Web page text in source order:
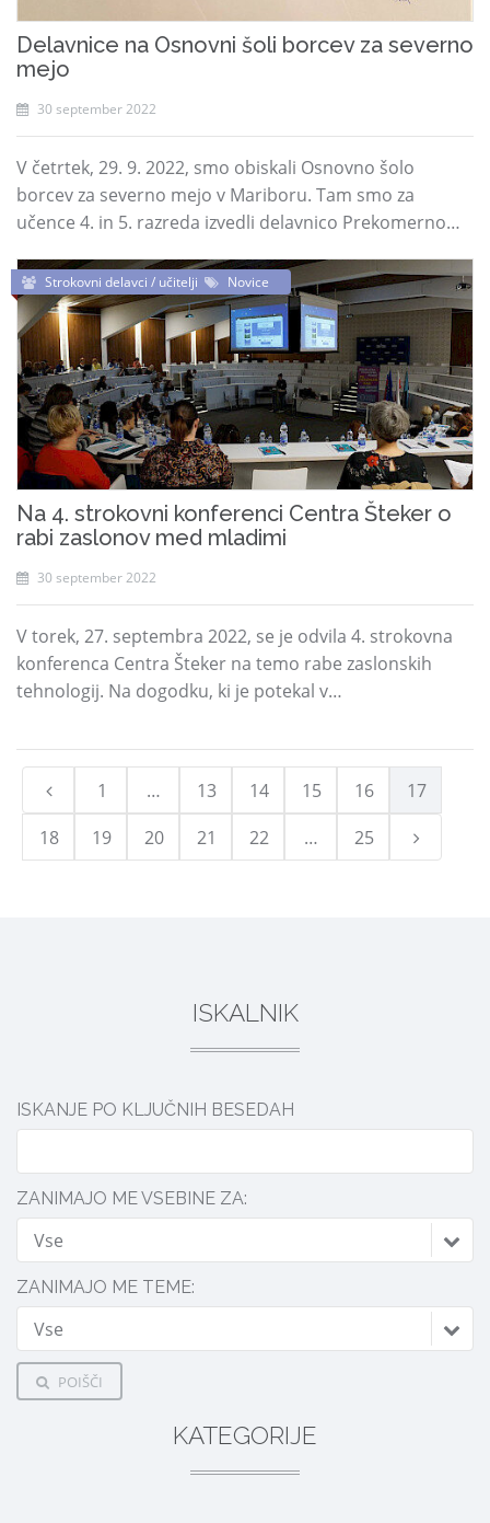
Delavnice na Osnovni šoli borcev za severno
mejo
30 september 2022
V četrtek, 29. 9. 2022, smo obiskali Osnovno šolo
borcev za severno mejo v Mariboru. Tam smo za
učence 4. in 5. razreda izvedli delavnico Prekomerno…
Strokovni delavci / učitelji Novice
Na 4. strokovni konferenci Centra Šteker o
rabi zaslonov med mladimi
30 september 2022
V torek, 27. septembra 2022, se je odvila 4. strokovna
konferenca Centra Šteker na temo rabe zaslonskih
tehnologij. Na dogodku, ki je potekal v…
1 … 13 14 15 16
17
18
19 20 21 22 … 25
ISKALNIK
ISKANJE PO KLJUČNIH BESEDAH
ZANIMAJO ME VSEBINE ZA:
Vse
ZANIMAJO ME TEME:
Vse
POIŠČI
KATEGORIJE